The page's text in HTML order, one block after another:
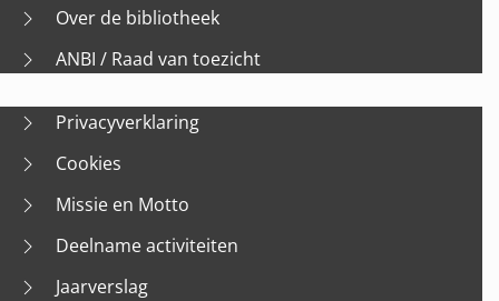
Over de bibliotheek
ANBI / Raad van toezicht
Privacyverklaring
Cookies
Missie en Motto
Deelname activiteiten
Jaarverslag